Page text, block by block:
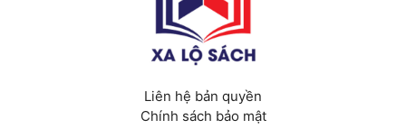
Liên hệ bản quyền
Chính sách bảo mật